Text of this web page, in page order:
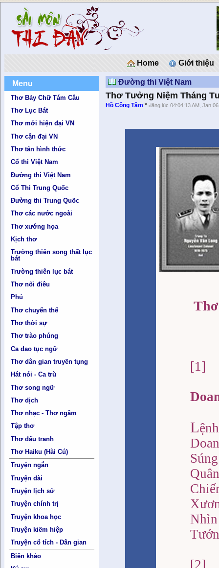
Home Giới thiệu
Menu
Thơ Bảy Chữ Tám Câu
Thơ Lục Bát
Thơ mới hiện đại VN
Thơ cận đại VN
Thơ tân hình thức
Cổ thi Việt Nam
Đường thi Việt Nam
Cổ Thi Trung Quốc
Đường thi Trung Quốc
Thơ các nước ngoài
Thơ xướng họa
Kịch thơ
Trường thiên song thất lục
bát
Trường thiên lục bát
Thơ nối điêu
Phú
Thơ chuyển thể
Thơ thời sự
Thơ trào phúng
Ca dao tục ngữ
Thơ dân gian truyền tụng
Hát nói - Ca trù
Thơ song ngữ
Thơ dịch
Thơ nhạc - Thơ ngâm
Tập thơ
Thơ đấu tranh
Thơ Haiku (Hài Cú)
Truyện ngắn
Truyện dài
Truyện lịch sử
Truyện chính trị
Truyện khoa học
Truyện kiếm hiệp
Truyện cổ tích - Dân gian
Biên khảo
Đường thi Việt Nam
Thơ Tưởng Niệm Tháng
Hồ Công Tâm *đăng lúc 04:04:13 AM, Jan
[1]
L
Nhìn
[2]